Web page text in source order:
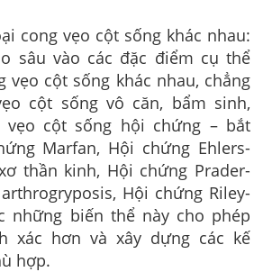
cong vẹo cột sống khác nhau:
sâu vào các đặc điểm cụ thể
vẹo cột sống khác nhau, chẳng
cột sống vô căn, bẩm sinh,
cột sống hội chứng​​ – bắt
Marfan, Hội chứng Ehlers-
thần kinh, Hội chứng Prader-
Hội chứng Riley-
những biến thể này cho phép
xác hơn và xây dựng các kế
hợp.